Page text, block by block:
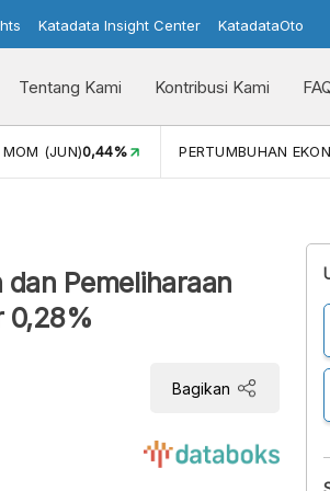
Katadata Insight Center KatadataOto
Tentang Kami Kontribusi Kami
MOM (JUN)0,44% PERTUMBUHAN
Pemeliharaan
0,28%
Bagikan